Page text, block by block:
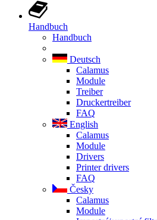
Handbuch
Handbuch
Deutsch
Calamus
Module
Treiber
Druckertreiber
FAQ
English
Calamus
Module
Drivers
Printer drivers
FAQ
Česky
Calamus
Module